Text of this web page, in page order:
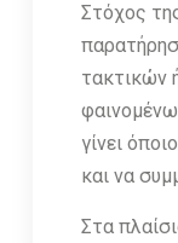
Στόχος
τακτικών
γίνει
και να
Στα